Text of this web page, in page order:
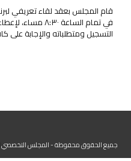
في تمام الساعة
التسجيل ومتطلباته والإجابة على
جميع الحقوق محفوظة - المجلس التخصصي